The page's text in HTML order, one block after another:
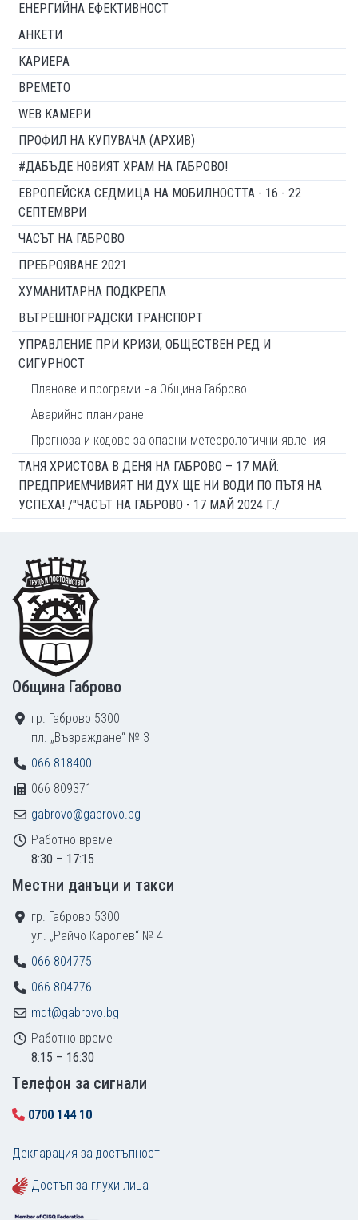
ЕНЕРГИЙНА ЕФЕКТИВНОСТ
АНКЕТИ
КАРИЕРА
ВРЕМЕТО
WEB КАМЕРИ
ПРОФИЛ НА КУПУВАЧА (АРХИВ)
#ДАБЪДЕ НОВИЯТ ХРАМ НА ГАБРОВО!
ЕВРОПЕЙСКА СЕДМИЦА НА МОБИЛНОСТТА - 16 - 22
СЕПТЕМВРИ
ЧАСЪТ НА ГАБРОВО
ПРЕБРОЯВАНЕ 2021
ХУМАНИТАРНА ПОДКРЕПА
ВЪТРЕШНОГРАДСКИ ТРАНСПОРТ
УПРАВЛЕНИЕ ПРИ КРИЗИ, ОБЩЕСТВЕН РЕД И
СИГУРНОСТ
Планове и програми на Община Габрово
Аварийно планиране
Прогноза и кодове за опасни метеорологични явления
ТАНЯ ХРИСТОВА В ДЕНЯ НА ГАБРОВО – 17 МАЙ:
ПРЕДПРИЕМЧИВИЯТ НИ ДУХ ЩЕ НИ ВОДИ ПО ПЪТЯ НА
УСПЕХА! /"ЧАСЪТ НА ГАБРОВО - 17 МАЙ 2024 Г./
Footer
Община Габрово
гр. Габрово 5300
пл. „Възраждане“ № 3
066 818400
066 809371
gabrovo@gabrovo.bg
Работно време
8:30 – 17:15
Местни данъци и такси
гр. Габрово 5300
ул. „Райчо Каролев“ № 4
066 804775
066 804776
mdt@gabrovo.bg
Работно време
8:15 – 16:30
Tелефон за сигнали
0700 144 10
Декларация за достъпност
Достъп за глухи лица